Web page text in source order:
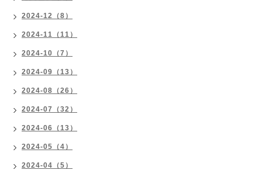
2024-12（8）
2024-11（11）
2024-10（7）
2024-09（13）
2024-08（26）
2024-07（32）
2024-06（13）
2024-05（4）
2024-04（5）